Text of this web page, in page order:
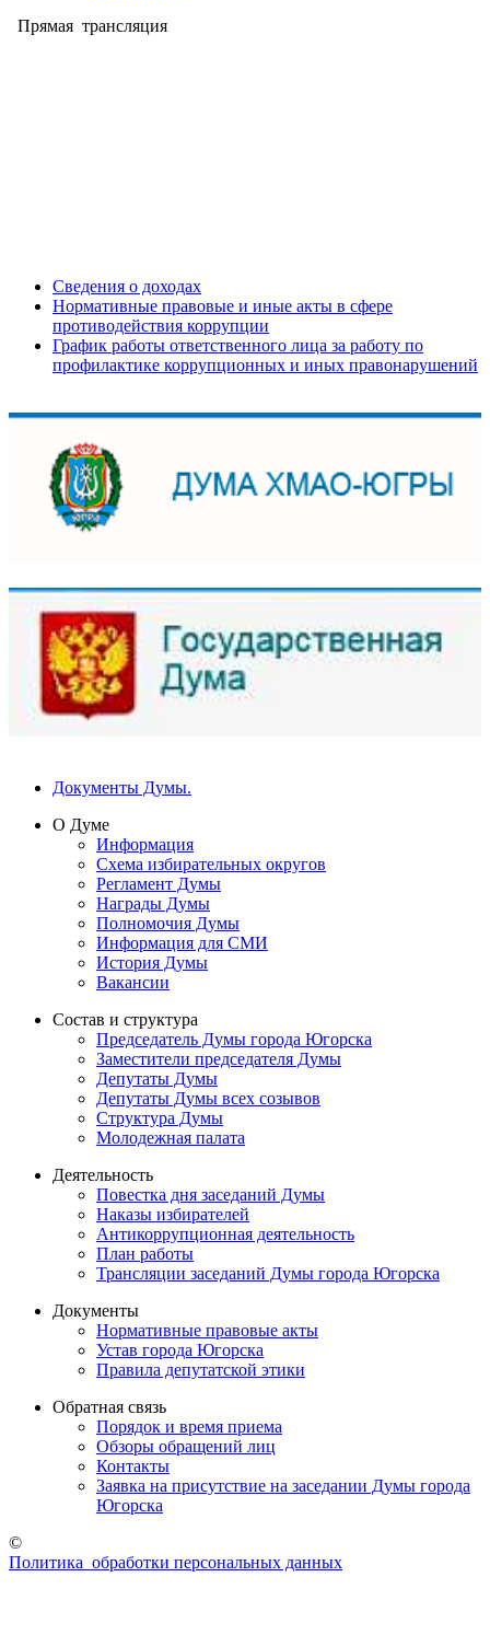
Прямая трансляция
Сведения о доходах
Нормативные правовые и иные акты в сфере
противодействия коррупции
График работы ответственного лица за работу по
профилактике коррупционных и иных правонарушений
Документы Думы.
О Думе
Информация
Схема избирательных округов
Регламент Думы
Награды Думы
Полномочия Думы
Информация для СМИ
История Думы
Вакансии
Состав и структура
Председатель Думы города Югорска
Заместители председателя Думы
Депутаты Думы
Депутаты Думы всех созывов
Структура Думы
Молодежная палата
Деятельность
Повестка дня заседаний Думы
Наказы избирателей
Антикоррупционная деятельность
План работы
Трансляции заседаний Думы города Югорска
Документы
Нормативные правовые акты
Устав города Югорска
Правила депутатской этики
Обратная связь
Порядок и время приема
Обзоры обращений лиц
Контакты
Заявка на присутствие на заседании Думы города
Югорска
©
Политика обработки персональных данных